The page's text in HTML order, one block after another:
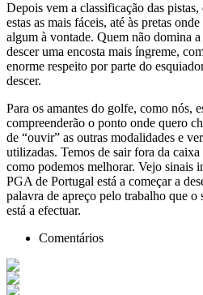
Depois vem a classificação das pistas,
estas as mais fáceis, até às pretas onde
algum à vontade. Quem não domina
descer uma encosta mais íngreme,
enorme respeito por parte do
descer.
Para os amantes do golfe, como nós,
compreenderão o ponto onde quero
de “ouvir” as outras modalidades e
utilizadas. Temos de sair fora da
como podemos melhorar. Vejo sinais
PGA de Portugal está a começar a
palavra de apreço pelo trabalho que o
está a efectuar.
Comentários